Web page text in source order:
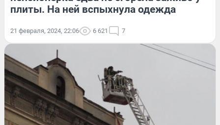
плиты. На ней вспыхнула одежда
21 февраля, 2024, 22:06 6 621 7